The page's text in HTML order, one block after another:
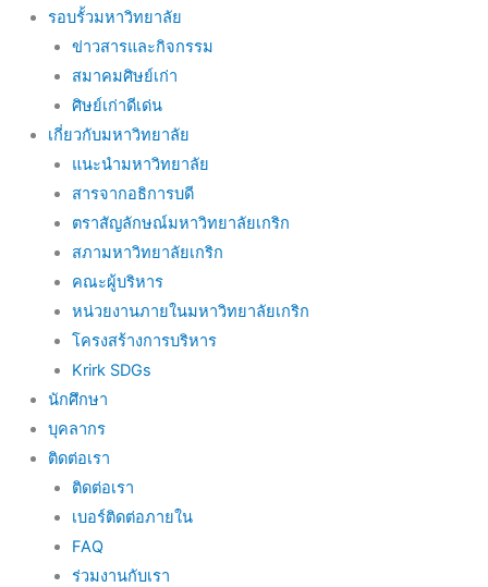
รอบรั้วมหาวิทยาลัย
ข่าวสารและกิจกรรม
สมาคมศิษย์เก่า
ศิษย์เก่าดีเด่น
เกี่ยวกับมหาวิทยาลัย
แนะนำมหาวิทยาลัย
สารจากอธิการบดี
ตราสัญลักษณ์มหาวิทยาลัยเกริก
สภามหาวิทยาลัยเกริก
คณะผู้บริหาร
หน่วยงานภายในมหาวิทยาลัยเกริก
โครงสร้างการบริหาร
Krirk SDGs
นักศึกษา
บุคลากร
ติดต่อเรา
ติดต่อเรา
เบอร์ติดต่อภายใน
FAQ
ร่วมงานกับเรา